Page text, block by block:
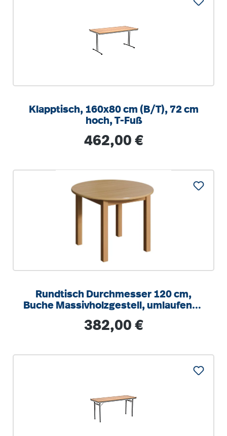
Klapptisch, 160x80 cm (B/T), 72 cm
hoch, T-Fuß
Regulärer Preis:
462,00 €
Rundtisch Durchmesser 120 cm,
Buche Massivholzgestell, umlaufende
Regulärer Preis:
382,00 €